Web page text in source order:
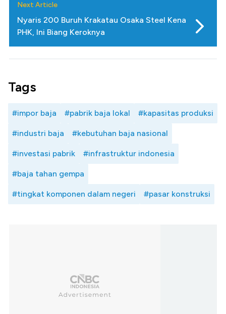
Next Article
Nyaris 200 Buruh Krakatau Osaka Steel Kena
PHK, Ini Biang Keroknya
Tags
#impor baja #pabrik baja lokal #kapasitas produksi
#industri baja #kebutuhan baja nasional
#investasi pabrik #infrastruktur indonesia
#baja tahan gempa
#tingkat komponen dalam negeri #pasar konstruksi